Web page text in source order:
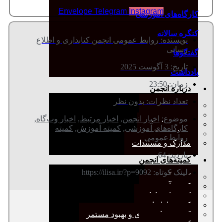
کارگاه‌های آموزشی
کنگره سالانه
گفتگوها
یادداشت
درباره انجمن
معرفی انجمن
هیئت مدیره
صورت‌جلسات
همیاری مالی
مدارک و مستندات
کمیته‌های انجمن
کمیته آرشیو
کمیته آموزش
کمیته انتشارات
کمیته بازاریابی
کمیته برنامه‌ریزی و بهبود مستمر
Envelope Telegram Instagram
نویسنده:روابط عمومی انجمن کتابداری و اطلاع
رسانی
تاریخ: 3 آگوست 2025
زمان:23:50
تعداد نظرات: بدون نظر
موضوع: اخبار انجمن, اخبار مرتبط, اخبار وب‌گاه,
کارگاه‌های آموزشی, کمیته آموزش, کمیته
روابط‌عمومی
بازدید: 64
لینک کوتاه: https://ilisa.ir/?p=9092